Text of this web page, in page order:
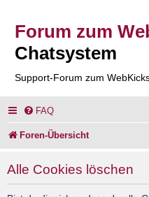
Forum zum
Chatsystem
Support-Forum zum
FAQ
Foren-Übersicht
Alle Cookies löschen